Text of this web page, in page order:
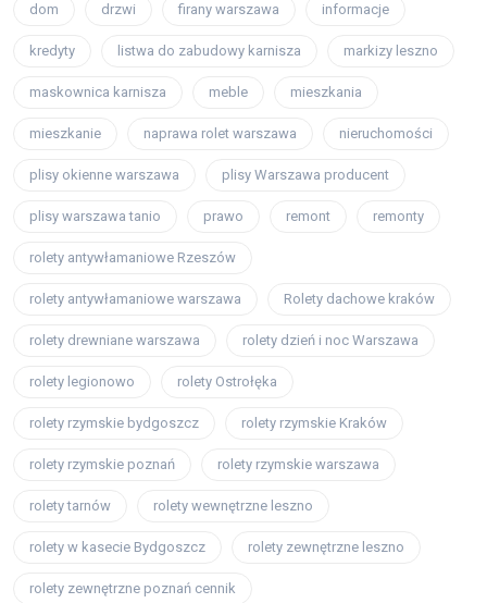
dom drzwi firany warszawa informacje
kredyty listwa do zabudowy karnisza markizy leszno
maskownica karnisza meble mieszkania
mieszkanie naprawa rolet warszawa nieruchomości
plisy okienne warszawa plisy Warszawa producent
plisy warszawa tanio prawo remont remonty
rolety antywłamaniowe Rzeszów
rolety antywłamaniowe warszawa Rolety dachowe kraków
rolety drewniane warszawa rolety dzień i noc Warszawa
rolety legionowo rolety Ostrołęka
rolety rzymskie bydgoszcz rolety rzymskie Kraków
rolety rzymskie poznań rolety rzymskie warszawa
rolety tarnów rolety wewnętrzne leszno
rolety w kasecie Bydgoszcz rolety zewnętrzne leszno
rolety zewnętrzne poznań cennik